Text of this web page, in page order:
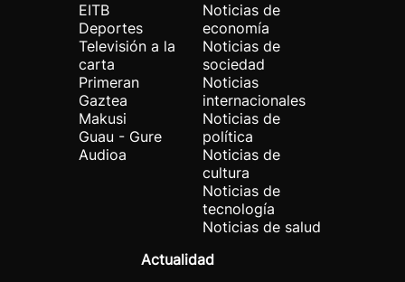
EITB
Deportes
Televisión a la
carta
Primeran
Gaztea
Makusi
Guau - Gure
Audioa
Noticias de
economía
Noticias de
sociedad
Noticias
internacionales
Noticias de
política
Noticias de
cultura
Noticias de
tecnología
Noticias de salud
Actualidad